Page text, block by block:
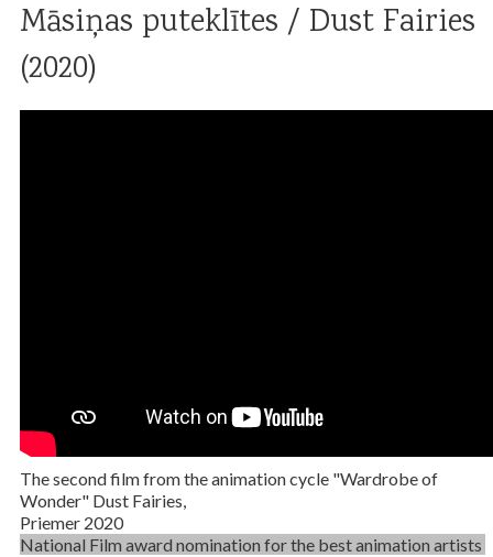
Māsiņas puteklītes / Dust Fairies
(2020)
The second film from the animation cycle "Wardrobe of
Wonder" Dust Fairies,
Priemer 2020
National Film award nomination for the best animation artists